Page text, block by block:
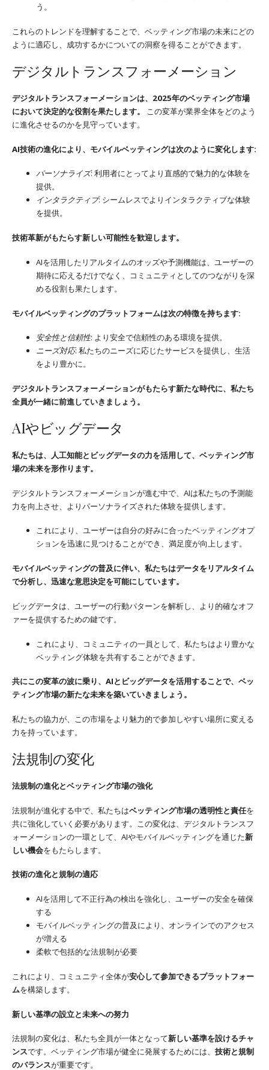
う。
これらのトレンドを理解することで、ベッティング市場の未来にどの
ように適応し、成功するかについての洞察を得ることができます。
デジタルトランスフォーメーション
デジタルトランスフォーメーションは、2025年のベッティング市場
において決定的な役割を果たします。
この変革が業界全体をどのよう
に進化させるのかを見守っています。
AI技術の進化により、モバイルベッティングは次のように変化します:
パーソナライズ: 利用者にとってより直感的で魅力的な体験を
提供。
インタラクティブ: シームレスでよりインタラクティブな体験
を提供。
技術革新がもたらす新しい可能性を歓迎します。
AIを活用したリアルタイムのオッズや予測機能は、ユーザーの
期待に応えるだけでなく、コミュニティとしてのつながりを深
める役割も果たします。
モバイルベッティングのプラットフォームは次の特徴を持ちます:
安全性と信頼性: より安全で信頼性のある環境を提供。
ニーズ対応: 私たちのニーズに応じたサービスを提供し、生活
をより豊かに。
デジタルトランスフォーメーションがもたらす新たな時代に、私たち
全員が一緒に前進していきましょう。
AIやビッグデータ
私たちは、人工知能とビッグデータの力を活用して、ベッティング市
場の未来を形作ります。
デジタルトランスフォーメーションが進む中で、AIは私たちの予測能
力を向上させ、よりパーソナライズされた体験を提供します。
これにより、ユーザーは自分の好みに合ったベッティングオプ
ションを迅速に見つけることができ、満足度が向上します。
モバイルベッティングの普及に伴い、私たちはデータをリアルタイム
で分析し、迅速な意思決定を可能にしています。
ビッグデータは、ユーザーの行動パターンを解析し、より的確なオフ
ァーを提供するための鍵です。
これにより、コミュニティの一員として、私たちはより豊かな
ベッティング体験を共有することができます。
共にこの変革の波に乗り、AIとビッグデータを活用することで、ベッ
ティング市場の新たな未来を築いていきましょう。
私たちの協力が、この市場をより魅力的で参加しやすい場所に変える
力を持っています。
法規制の変化
法規制の進化とベッティング市場の強化
法規制が進化する中で、私たちはベッティング市場の透明性と責任を
共に強化していく必要があります。この変化は、デジタルトランスフ
ォーメーションの一環として、AIやモバイルベッティングを通じた新
しい機会をもたらします。
技術の進化と規制の適応
AIを活用して不正行為の検出を強化し、ユーザーの安全を確保
する
モバイルベッティングの普及により、オンラインでのアクセス
が増える
柔軟で包括的な法規制が必要
これにより、コミュニティ全体が安心して参加できるプラットフォー
ムを構築します。
新しい基準の設立と未来への努力
法規制の変化は、私たち全員が一体となって新しい基準を設けるチャ
ンスです。ベッティング市場が健全に発展するためには、 技術と規制
のバランスが重要です。